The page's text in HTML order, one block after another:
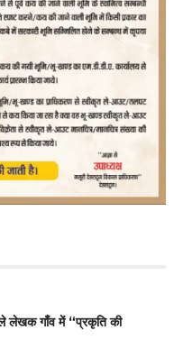
लेखक गाँव में “प्रकृति की